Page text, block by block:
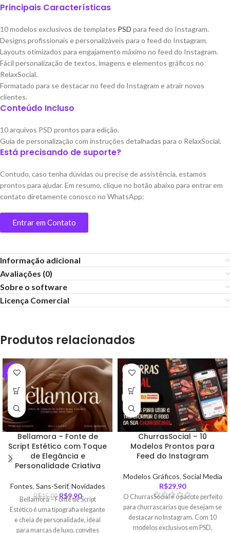
Principais Características
10 modelos exclusivos de templates PSD para feed do Instagram.
Designs profissionais e personalizáveis para o feed do Instagram.
Layouts otimizados para engajamento máximo no feed do Instagram.
Fácil personalização de textos, imagens e elementos gráficos no
RelaxSocial.
Formatado para se destacar no feed do Instagram e atrair novos
clientes.
Conteúdo Incluso
10 arquivos PSD prontos para edição.
Guia de personalização com instruções detalhadas para o RelaxSocial.
Está precisando de suporte?
Contudo, caso tenha dúvidas ou precise de assistência, estamos
prontos para ajudar. Em resumo, clique no botão abaixo para entrar em
contato diretamente conosco no WhatsApp:
Entrar em Contato
Informação adicional
Avaliações (0)
Sobre o software
Licença Comercial
Produtos relacionados
-34%
Bellamora – Fonte de
Script Estético com Toque
de Elegância e
Personalidade Criativa
Fontes, Sans-Serif, Novidades
R$15,00 R$9,90
Bellamora – Fonte de Script
Estético é uma tipografia elegante
e cheia de personalidade, ideal
para marcas de luxo, convites
ChurrasSocial – 10
Modelos Prontos para
Feed do Instagram
Modelos Gráficos, Social Media
R$29,90
O ChurrasSocial é o pacote perfeito
para churrascarias que desejam se
destacar no Instagram. Com 10
modelos exclusivos em PSD,